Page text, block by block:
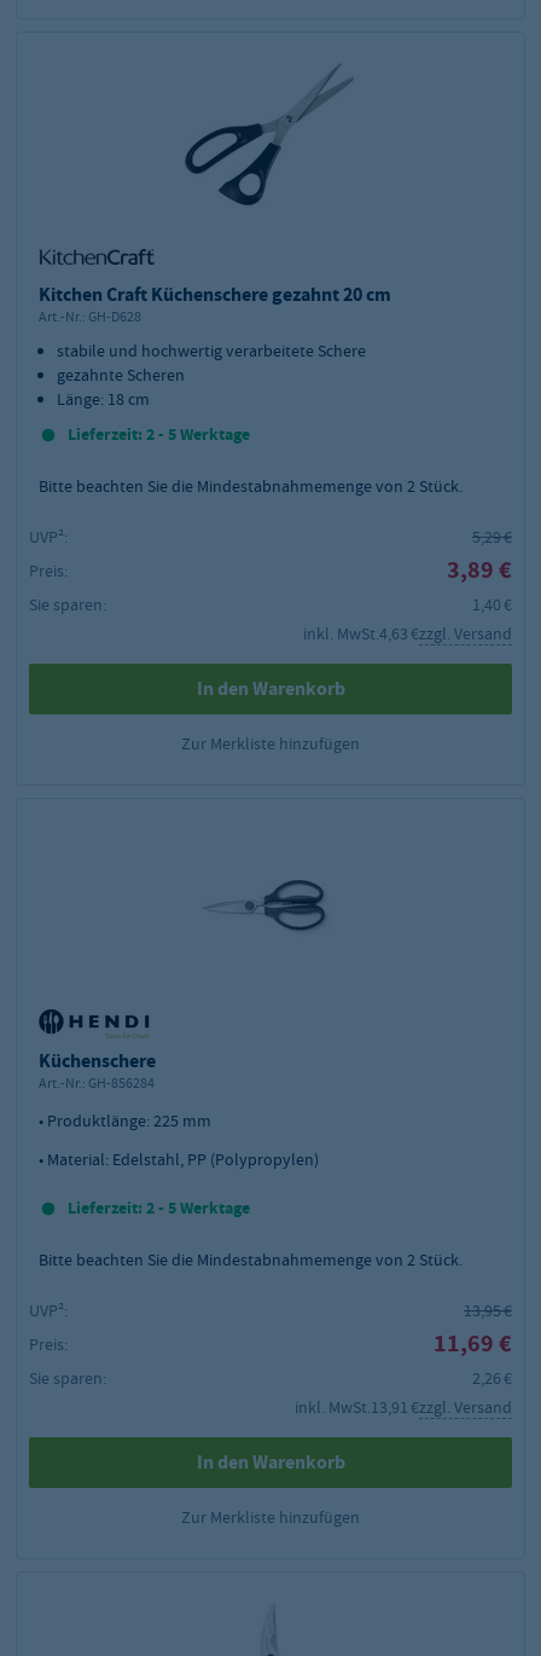
Kitchen Craft Küchenschere gezahnt 20 cm
Art.-Nr.: GH-D628
stabile und hochwertig verarbeitete Schere
gezahnte Scheren
Länge: 18 cm
Lieferzeit: 2 - 5 Werktage
Bitte beachten Sie die Mindestabnahmemenge von 2 Stück.
UVP²:
5,29 €
Preis:
3,89 €
Sie sparen:
1,40 €
inkl. MwSt.4,63 €zzgl. Versand
In den Warenkorb
Zur Merkliste hinzufügen
Küchenschere
Art.-Nr.: GH-856284
• Produktlänge: 225 mm
• Material: Edelstahl, PP (Polypropylen)
Lieferzeit: 2 - 5 Werktage
Bitte beachten Sie die Mindestabnahmemenge von 2 Stück.
UVP²:
13,95 €
Preis:
11,69 €
Sie sparen:
2,26 €
inkl. MwSt.13,91 €zzgl. Versand
In den Warenkorb
Zur Merkliste hinzufügen